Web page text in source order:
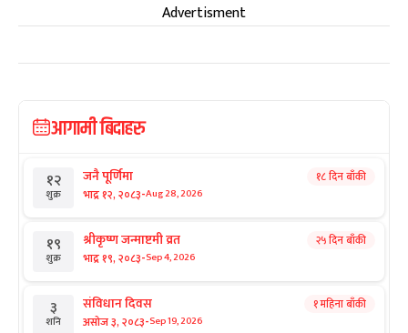
Advertisment
आगामी बिदाहरु
१२
शुक्र
जनै पूर्णिमा
भाद्र १२, २०८३-Aug 28, 2026
१८ दिन बाँकी
१९
शुक्र
श्रीकृष्ण जन्माष्टमी व्रत
भाद्र १९, २०८३-Sep 4, 2026
२५ दिन बाँकी
३
शनि
संविधान दिवस
असोज ३, २०८३-Sep 19, 2026
१ महिना बाँकी